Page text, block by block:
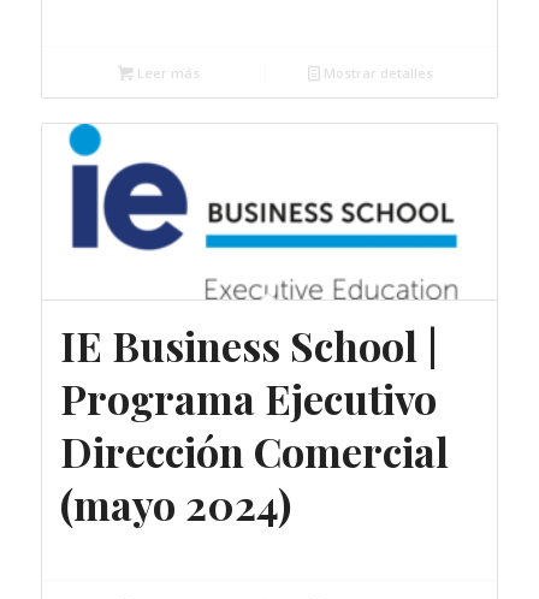
Leer más Mostrar detalles
IE Business School |
Programa Ejecutivo
Dirección Comercial
(mayo 2024)